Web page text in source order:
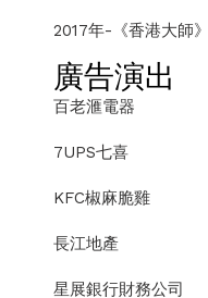
2017年-《香港大師》
廣告演出
百老滙電器
7UPS七喜
KFC椒麻脆雞
長江地產
星展銀行財務公司